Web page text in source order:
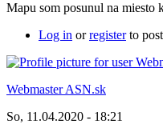
Mapu som posunul na miesto
Log in orregisterto
Webmaster ASN.sk
So, 11.04.2020 - 18:21